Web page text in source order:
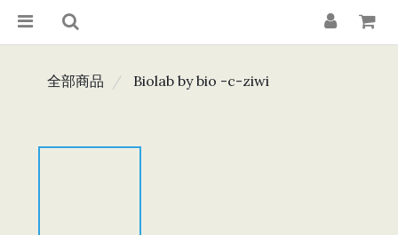
全部商品 Biolab by bio -c-ziwi